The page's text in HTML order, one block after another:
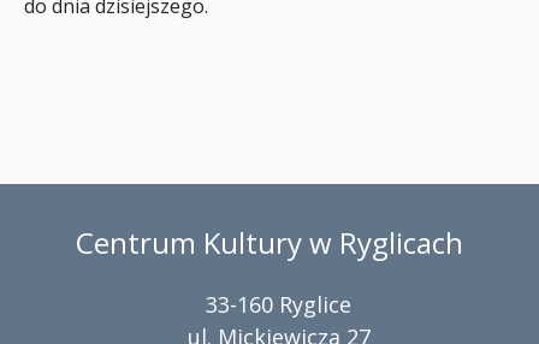
do dnia dzisiejszego.
Centrum Kultury w Ryglicach
33-160 Ryglice
ul. Mickiewicza 27